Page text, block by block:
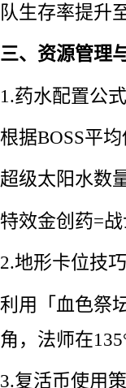
队生存率提升
三、资源管理
1.药水配置公式
根据BOSS平
超级太阳水数
特效金创药=
2.地形卡位技巧
利用「血色祭
角，法师在
3.复活币使用